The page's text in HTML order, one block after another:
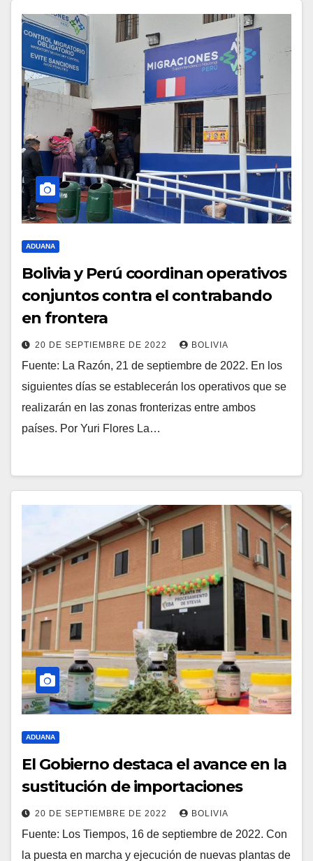
ADUANA
Bolivia y Perú coordinan operativos
conjuntos contra el contrabando
en frontera
20 DE SEPTIEMBRE DE 2022 BOLIVIA
Fuente: La Razón, 21 de septiembre de 2022. En los
siguientes días se establecerán los operativos que se
realizarán en las zonas fronterizas entre ambos
países. Por Yuri Flores La…
ADUANA
El Gobierno destaca el avance en la
sustitución de importaciones
20 DE SEPTIEMBRE DE 2022 BOLIVIA
Fuente: Los Tiempos, 16 de septiembre de 2022. Con
la puesta en marcha y ejecución de nuevas plantas de